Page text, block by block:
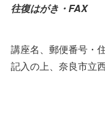
往復はがき・FAX
講座名、郵便番号・
記入の上、奈良市立